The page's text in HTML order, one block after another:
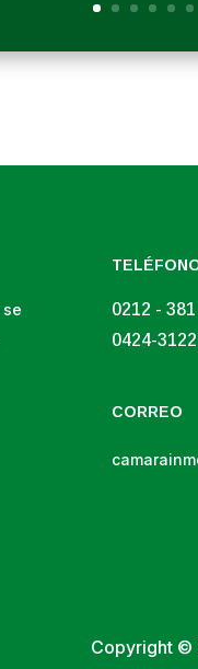
0212 -
0424-
CORREO
Copyright ©